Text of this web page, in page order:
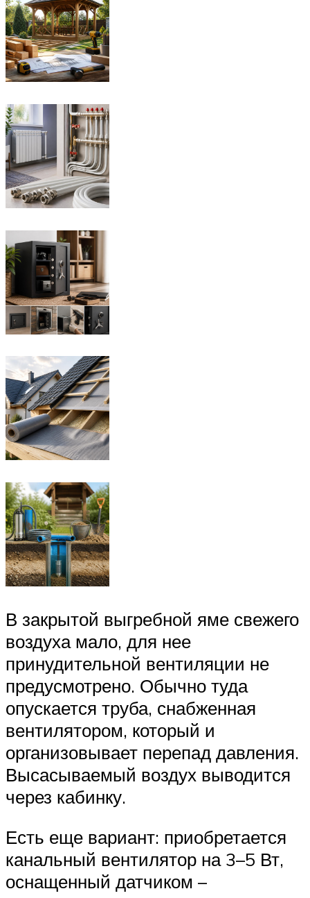
В закрытой выгребной яме свежего
воздуха мало, для нее
принудительной вентиляции не
предусмотрено. Обычно туда
опускается труба, снабженная
вентилятором, который и
организовывает перепад давления.
Высасываемый воздух выводится
через кабинку.
Есть еще вариант: приобретается
канальный вентилятор на 3–5 Вт,
оснащенный датчиком –